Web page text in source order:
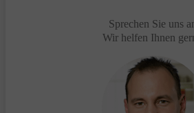
Sprechen Sie uns
Wir helfen Ihnen